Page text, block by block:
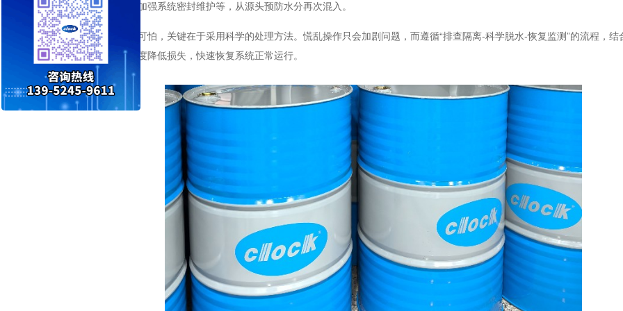
氮封装置（若有）、加强系统密封维护等，从源头预防水分再次混入。
导热油进水 并不可怕，关键在于采用科学的处理方法。慌乱操作只会加剧问题，而遵循“排查隔离-科学脱水-恢复监测”的流程，
定性能，就能最大限度降低损失，快速恢复系统正常运行。